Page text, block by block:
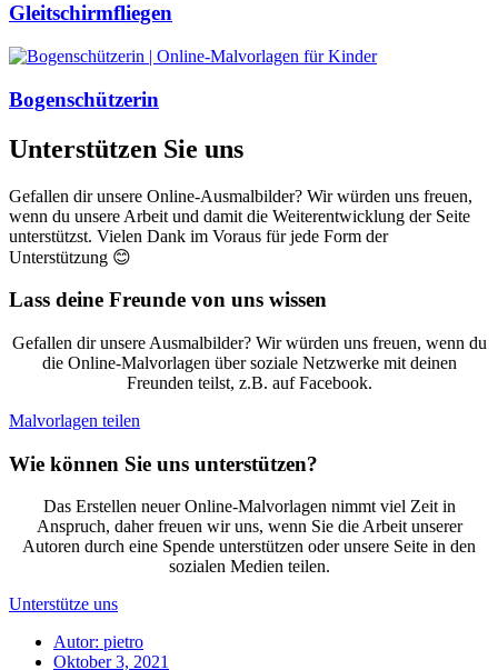
Gleitschirmfliegen
Bogenschützerin
Unterstützen Sie uns
Gefallen dir unsere Online-Ausmalbilder? Wir würden uns freuen,
wenn du unsere Arbeit und damit die Weiterentwicklung der Seite
unterstützst. Vielen Dank im Voraus für jede Form der
Unterstützung 😊
Lass deine Freunde von uns wissen
Gefallen dir unsere Ausmalbilder? Wir würden uns freuen, wenn du
die Online-Malvorlagen über soziale Netzwerke mit deinen
Freunden teilst, z.B. auf Facebook.
Malvorlagen teilen
Wie können Sie uns unterstützen?
Das Erstellen neuer Online-Malvorlagen nimmt viel Zeit in
Anspruch, daher freuen wir uns, wenn Sie die Arbeit unserer
Autoren durch eine Spende unterstützen oder unsere Seite in den
sozialen Medien teilen.
Unterstütze uns
Autor: pietro
Oktober 3, 2021